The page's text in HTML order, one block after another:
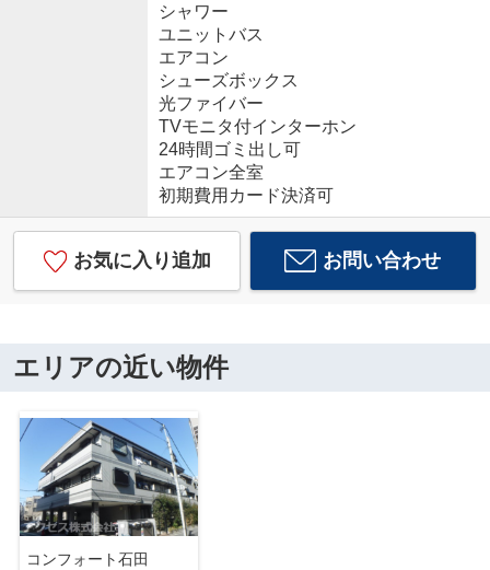
シャワー
ユニットバス
エアコン
シューズボックス
光ファイバー
TVモニタ付インターホン
24時間ゴミ出し可
エアコン全室
初期費用カード決済可
お気に入り追加 お問い合わせ
エリアの近い物件
コンフォート石田